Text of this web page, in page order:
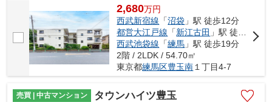
2,680万円
西武新宿線 「沼袋 」駅 徒歩12分
都営大江戸線 「新江古田 」駅 徒歩15分
西武池袋線 「練馬 」駅 徒歩19分
2階 / 2LDK / 54.70㎡
東京都練馬区豊玉南 １丁目4-7
売買 | 中古マンション タウンハイツ豊玉